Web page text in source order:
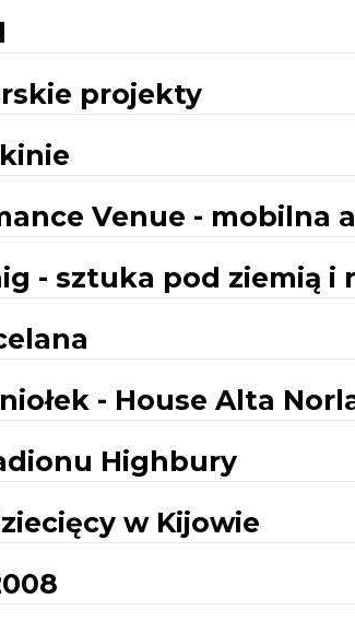
projekty
Venue - mobilna
- sztuka pod ziemią i
- House Alta
Highbury
w Kijowie